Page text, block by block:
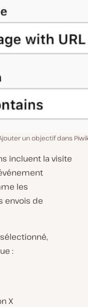
un objectif dans Piwik
incluent la visite
les
envois de
:
X